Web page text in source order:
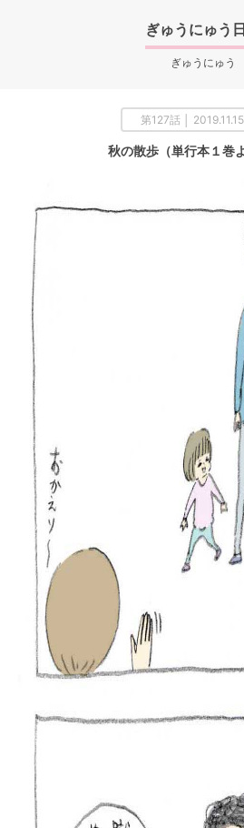
ぎゅうにゅう
ぎゅうにゅう
第127話 │
秋の散歩（単行本１巻